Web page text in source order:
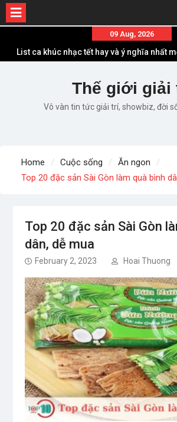
content
09 Aug, 2026
List ca khúc nhạc tết hay và ý nghĩa nhất
Em ơi lên phố – Minh Vương: Màn
“ngoạn mục” với triệu view
Những ca khúc nhạc xuân “sặc mùi”
Lời bài hát Chúng Ta của Hiện Tại – Sơn
TP – Full lyrics bản chuẩn
Thế giới giải
Vô vàn tin tức giải trí, showbiz, đời
Home Cuộc sống
Ăn ngon
Top 20 đặc sản Sài Gòn làm quà bình
Top 20 đặc sản Sài Gòn
dân, dễ mua
February 2, 2023 Hoai Thuong